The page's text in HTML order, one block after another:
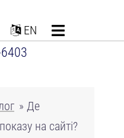
EN
» Де
на сайті?